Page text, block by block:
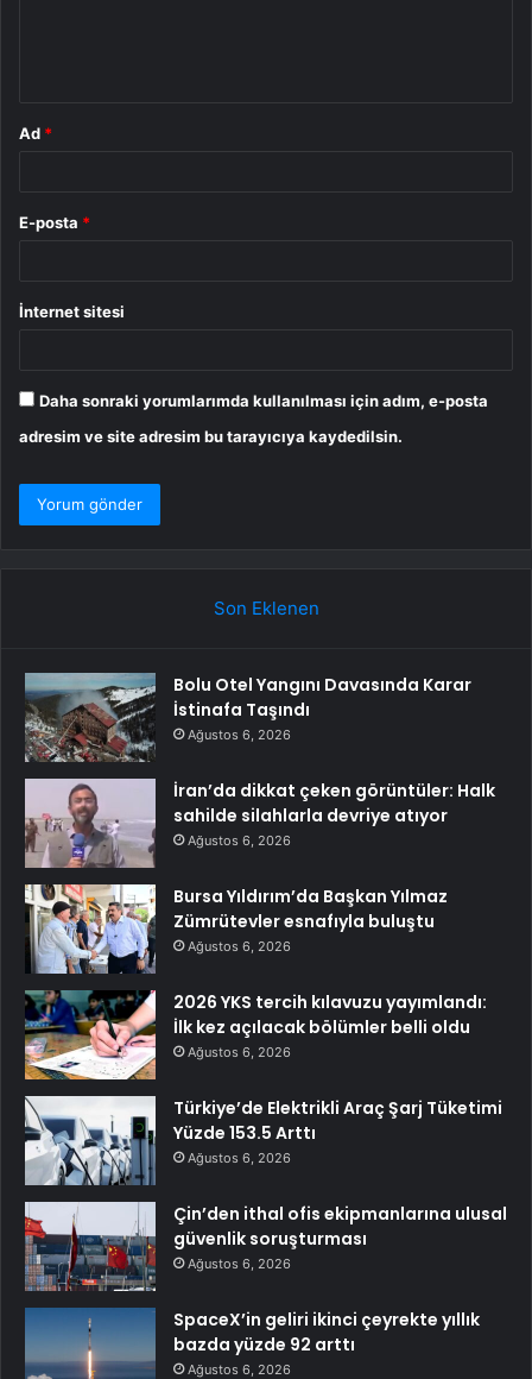
Ad *
E-posta *
İnternet sitesi
Daha sonraki yorumlarımda kullanılması için adım, e-posta
adresim ve site adresim bu tarayıcıya kaydedilsin.
Son Eklenen
Bolu Otel Yangını Davasında Karar
İstinafa Taşındı
Ağustos 6, 2026
İran’da dikkat çeken görüntüler: Halk
sahilde silahlarla devriye atıyor
Ağustos 6, 2026
Bursa Yıldırım’da Başkan Yılmaz
Zümrütevler esnafıyla buluştu
Ağustos 6, 2026
2026 YKS tercih kılavuzu yayımlandı:
İlk kez açılacak bölümler belli oldu
Ağustos 6, 2026
Türkiye’de Elektrikli Araç Şarj Tüketimi
Yüzde 153.5 Arttı
Ağustos 6, 2026
Çin’den ithal ofis ekipmanlarına ulusal
güvenlik soruşturması
Ağustos 6, 2026
SpaceX’in geliri ikinci çeyrekte yıllık
bazda yüzde 92 arttı
Ağustos 6, 2026